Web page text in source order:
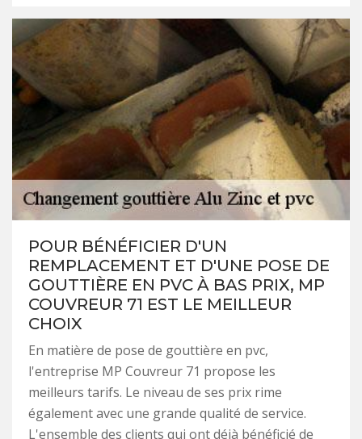
POUR BÉNÉFICIER D'UN
REMPLACEMENT ET D'UNE POSE DE
GOUTTIÈRE EN PVC À BAS PRIX, MP
COUVREUR 71 EST LE MEILLEUR
CHOIX
En matière de pose de gouttière en pvc,
l'entreprise MP Couvreur 71 propose les
meilleurs tarifs. Le niveau de ses prix rime
également avec une grande qualité de service.
L'ensemble des clients qui ont déjà bénéficié de